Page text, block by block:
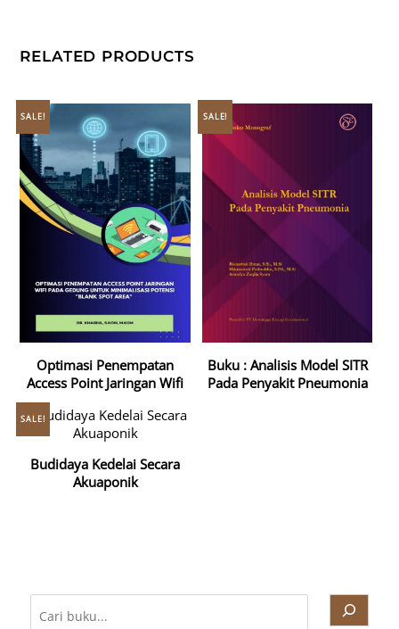
RELATED PRODUCTS
SALE!
Optimasi Penempatan
Access Point Jaringan Wifi
SALE!
Buku : Analisis Model SITR
Pada Penyakit Pneumonia
SALE!
Budidaya Kedelai Secara
Akuaponik
Cari